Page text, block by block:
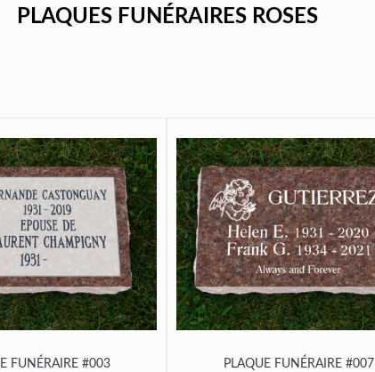
PLAQUES FUNÉRAIRES ROSES
FUNÉRAIRE #003 PLAQUE FUNÉRAIRE #007